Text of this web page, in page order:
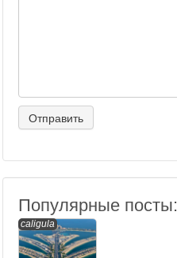
Популярные посты:
caligula